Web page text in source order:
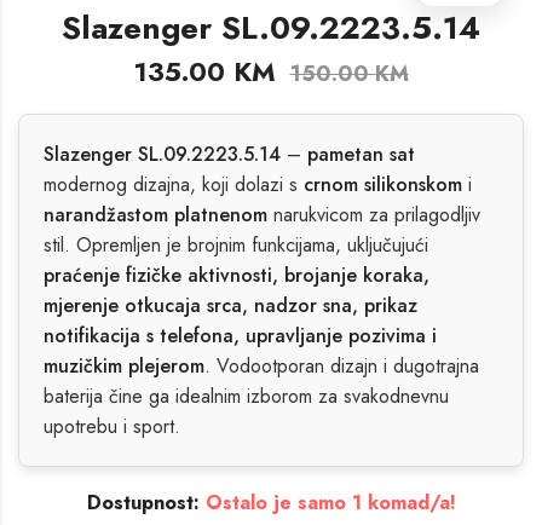
Slazenger SL.09.2223.5.14
135.00 KM 150.00KM
Slazenger SL.09.2223.5.14 – pametan sat
modernog dizajna, koji dolazi s crnom silikonskom i
narandžastom platnenom narukvicom za prilagodljiv
stil. Opremljen je brojnim funkcijama, uključujući
praćenje fizičke aktivnosti, brojanje koraka,
mjerenje otkucaja srca, nadzor sna, prikaz
notifikacija s telefona, upravljanje pozivima i
muzičkim plejerom. Vodootporan dizajn i dugotrajna
baterija čine ga idealnim izborom za svakodnevnu
upotrebu i sport.
Dostupnost: Ostalo je samo 1 komad/a!